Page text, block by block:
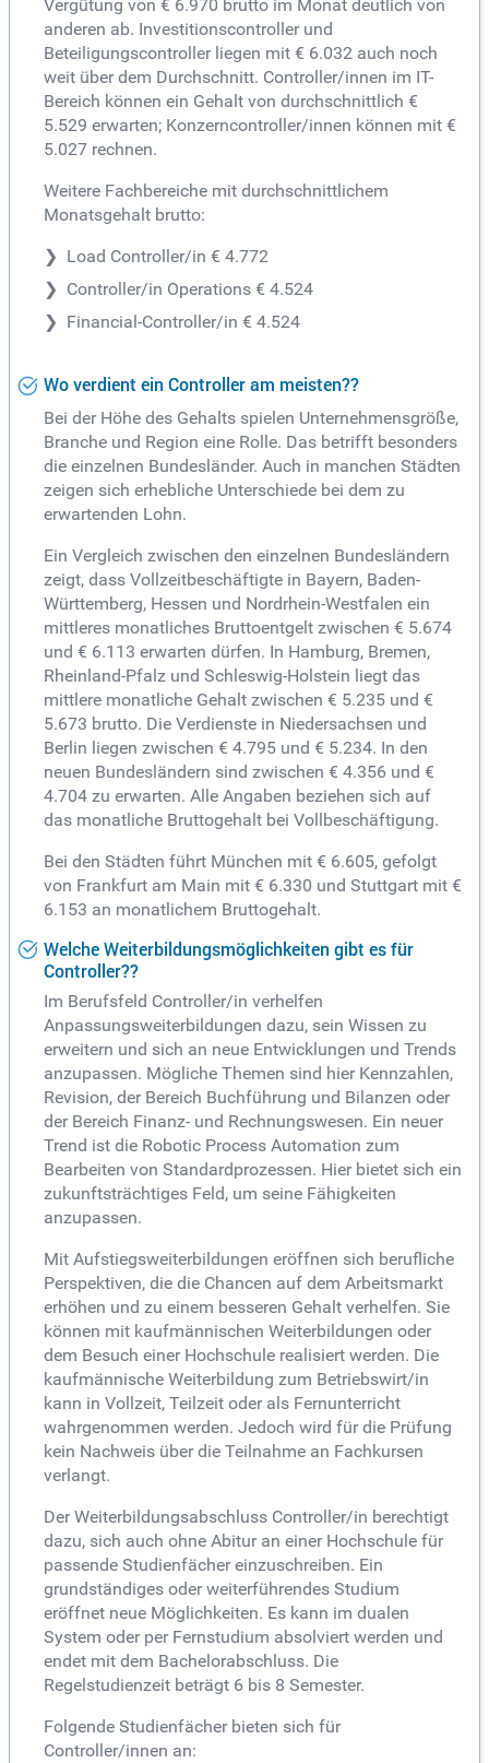
Vergütung von € 6.970 brutto im Monat deutlich von
anderen ab. Investitionscontroller und
Beteiligungscontroller liegen mit € 6.032 auch noch
weit über dem Durchschnitt. Controller/innen im IT-
Bereich können ein Gehalt von durchschnittlich €
5.529 erwarten; Konzerncontroller/innen können mit €
5.027 rechnen.
Weitere Fachbereiche mit durchschnittlichem
Monatsgehalt brutto:
Load Controller/in € 4.772
Controller/in Operations € 4.524
Financial-Controller/in € 4.524
Wo verdient ein Controller am meisten??
Bei der Höhe des Gehalts spielen Unternehmensgröße,
Branche und Region eine Rolle. Das betrifft besonders
die einzelnen Bundesländer. Auch in manchen Städten
zeigen sich erhebliche Unterschiede bei dem zu
erwartenden Lohn.
Ein Vergleich zwischen den einzelnen Bundesländern
zeigt, dass Vollzeitbeschäftigte in Bayern, Baden-
Württemberg, Hessen und Nordrhein-Westfalen ein
mittleres monatliches Bruttoentgelt zwischen € 5.674
und € 6.113 erwarten dürfen. In Hamburg, Bremen,
Rheinland-Pfalz und Schleswig-Holstein liegt das
mittlere monatliche Gehalt zwischen € 5.235 und €
5.673 brutto. Die Verdienste in Niedersachsen und
Berlin liegen zwischen € 4.795 und € 5.234. In den
neuen Bundesländern sind zwischen € 4.356 und €
4.704 zu erwarten. Alle Angaben beziehen sich auf
das monatliche Bruttogehalt bei Vollbeschäftigung.
Bei den Städten führt München mit € 6.605, gefolgt
von Frankfurt am Main mit € 6.330 und Stuttgart mit €
6.153 an monatlichem Bruttogehalt.
Welche Weiterbildungsmöglichkeiten gibt es für
Controller??
Im Berufsfeld Controller/in verhelfen
Anpassungsweiterbildungen dazu, sein Wissen zu
erweitern und sich an neue Entwicklungen und Trends
anzupassen. Mögliche Themen sind hier Kennzahlen,
Revision, der Bereich Buchführung und Bilanzen oder
der Bereich Finanz- und Rechnungswesen. Ein neuer
Trend ist die Robotic Process Automation zum
Bearbeiten von Standardprozessen. Hier bietet sich ein
zukunftsträchtiges Feld, um seine Fähigkeiten
anzupassen.
Mit Aufstiegsweiterbildungen eröffnen sich berufliche
Perspektiven, die die Chancen auf dem Arbeitsmarkt
erhöhen und zu einem besseren Gehalt verhelfen. Sie
können mit kaufmännischen Weiterbildungen oder
dem Besuch einer Hochschule realisiert werden. Die
kaufmännische Weiterbildung zum Betriebswirt/in
kann in Vollzeit, Teilzeit oder als Fernunterricht
wahrgenommen werden. Jedoch wird für die Prüfung
kein Nachweis über die Teilnahme an Fachkursen
verlangt.
Der Weiterbildungsabschluss Controller/in berechtigt
dazu, sich auch ohne Abitur an einer Hochschule für
passende Studienfächer einzuschreiben. Ein
grundständiges oder weiterführendes Studium
eröffnet neue Möglichkeiten. Es kann im dualen
System oder per Fernstudium absolviert werden und
endet mit dem Bachelorabschluss. Die
Regelstudienzeit beträgt 6 bis 8 Semester.
Folgende Studienfächer bieten sich für
Controller/innen an: